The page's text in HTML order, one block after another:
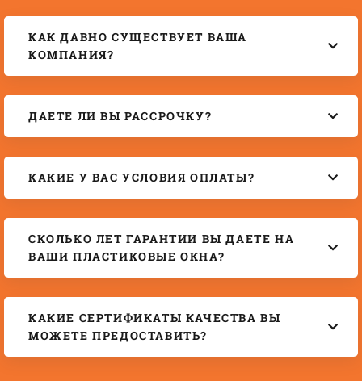
КАК ДАВНО СУЩЕСТВУЕТ ВАША
КОМПАНИЯ?
ДАЕТЕ ЛИ ВЫ РАССРОЧКУ?
КАКИЕ У ВАС УСЛОВИЯ ОПЛАТЫ?
СКОЛЬКО ЛЕТ ГАРАНТИИ ВЫ ДАЕТЕ НА
ВАШИ ПЛАСТИКОВЫЕ ОКНА?
КАКИЕ СЕРТИФИКАТЫ КАЧЕСТВА ВЫ
МОЖЕТЕ ПРЕДОСТАВИТЬ?